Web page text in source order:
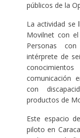
públicos de la
La actividad se
Movilnet con
Personas
intérprete de
comunicación
con
productos de
Este espacio
piloto en